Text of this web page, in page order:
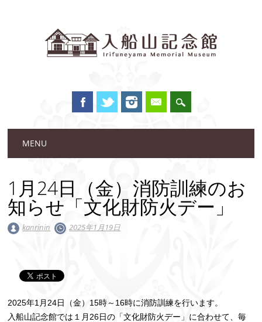
Main menu
MENU
1月24日（金）消防訓練のお
知らせ「文化財防火デー」
kanrinin 2025年1月19日
2025年1月24日（金）15時～16時に消防訓練を行います。
入船山記念館では１月26日の「文化財防火デー」に合わせて、毎